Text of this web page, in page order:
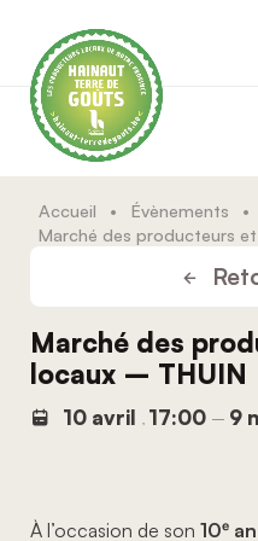
Accueil • Évènements
•
Marché des
locaux – THUIN
10 avril 17:00 – 9
À l’occasion de son 10ᵉ